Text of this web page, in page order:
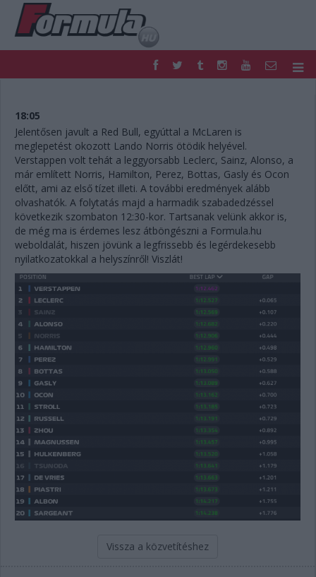
FORMULA
NEMZETKÖZI
HAZAI
RETRO
EGYÉB
PODCAST
SHOP
LIVE
TIPPJÁTÉK
DIGITÁLIS MAGAZIN
PONTÁLLÁSOK
VERSENYNAPTÁRAK
18:05
Jelentősen javult a Red Bull, egyúttal a McLaren is
meglepetést okozott Lando Norris ötödik helyével.
Verstappen volt tehát a leggyorsabb Leclerc, Sainz, Alonso, a
már említett Norris, Hamilton, Perez, Bottas, Gasly és Ocon
előtt, ami az első tízet illeti. A további eredmények alább
olvashatók. A folytatás majd a harmadik szabadedzéssel
következik szombaton 12:30-kor. Tartsanak velünk akkor is,
de még ma is érdemes lesz átböngészni a Formula.hu
weboldalát, hiszen jövünk a legfrissebb és legérdekesebb
nyilatkozatokkal a helyszínről! Viszlát!
Vissza a közvetítéshez